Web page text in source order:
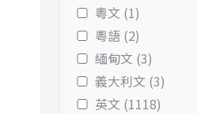
粵文 (1)
粵語 (2)
緬甸文 (3)
義大利文 (3)
英文 (1118)